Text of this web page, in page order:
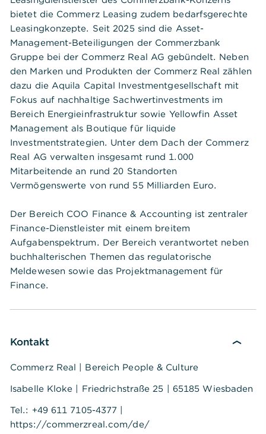
bietet die Commerz Leasing zudem bedarfsgerechte
Leasingkonzepte. Seit 2025 sind die Asset-
Management-Beteiligungen der Commerzbank
Gruppe bei der Commerz Real AG gebündelt. Neben
den Marken und Produkten der Commerz Real zählen
dazu die Aquila Capital Investmentgesellschaft mit
Fokus auf nachhaltige Sachwertinvestments im
Bereich Energieinfrastruktur sowie Yellowfin Asset
Management als Boutique für liquide
Investmentstrategien. Unter dem Dach der Commerz
Real AG verwalten insgesamt rund 1.000
Mitarbeitende an rund 20 Standorten
Vermögenswerte von rund 55 Milliarden Euro.
Der Bereich COO Finance & Accounting ist zentraler
Finance-Dienstleister mit einem breitem
Aufgabenspektrum. Der Bereich verantwortet neben
buchhalterischen Themen das regulatorische
Meldewesen sowie das Projektmanagement für
Finance.
Kontakt
Commerz Real | Bereich People & Culture
Isabelle Kloke | Friedrichstraße 25 | 65185 Wiesbaden
Tel.: +49 611 7105-4377 |
https://commerzreal.com/de/